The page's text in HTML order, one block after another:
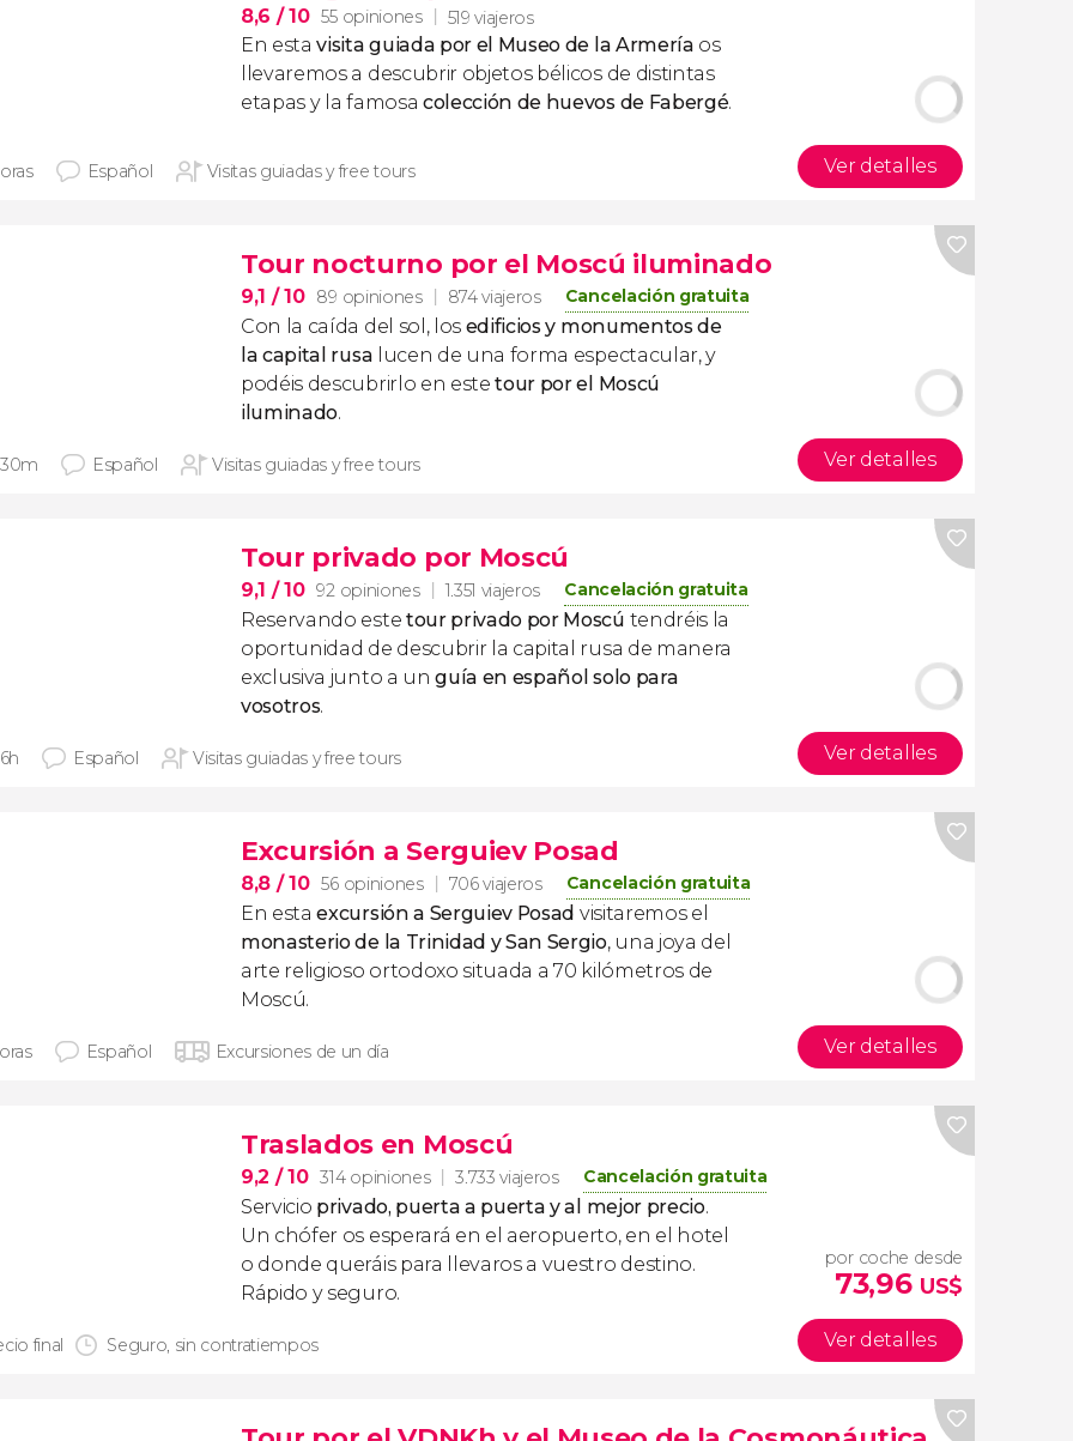
8,6 / 10 55 opiniones 519 viajeros
En estavisita guiada por el Museo de la Armería os
llevaremos a descubrir objetos bélicos de distintas
etapas y la famosa colección de huevos de Fabergé.
Español Visitas guiadas y free tours Ver detalles
Tour nocturno por el Moscú iluminado
9,1 / 10 89 opiniones 874 viajeros Cancelación gratuita
Con la caída del sol, los edificios y monumentos de
la capital rusa lucen de una forma espectacular, y
podéis descubrirlo en estetour por el Moscú
iluminado.
Español Visitas guiadas y free tours Ver detalles
Tour privado por Moscú
9,1 / 10 92 opiniones 1.351 viajeros Cancelación gratuita
Reservando este tour privado por Moscú tendréis la
oportunidad de descubrir la capital rusa de manera
exclusiva junto a unguía en español solo para
vosotros.
Español Visitas guiadas y free tours Ver detalles
Excursión a Serguiev Posad
8,8 / 10 56 opiniones 706 viajeros Cancelación gratuita
En estaexcursión a Serguiev Posad visitaremos el
monasterio de la Trinidad y San Sergio, una joya del
arte religioso ortodoxo situada a 70 kilómetros de
Moscú.
Español Excursiones de un día Ver detalles
Traslados en Moscú
9,2 / 10 314 opiniones 3.733 viajeros Cancelación gratuita
Servicio privado, puerta a puerta y al mejor precio.
Un chófer os esperará en el aeropuerto, en el hotel
o donde queráis para llevaros a vuestro destino.
Rápido y seguro.
final Seguro, sin contratiempos
por coche desde
73,96 US$
Ver detalles